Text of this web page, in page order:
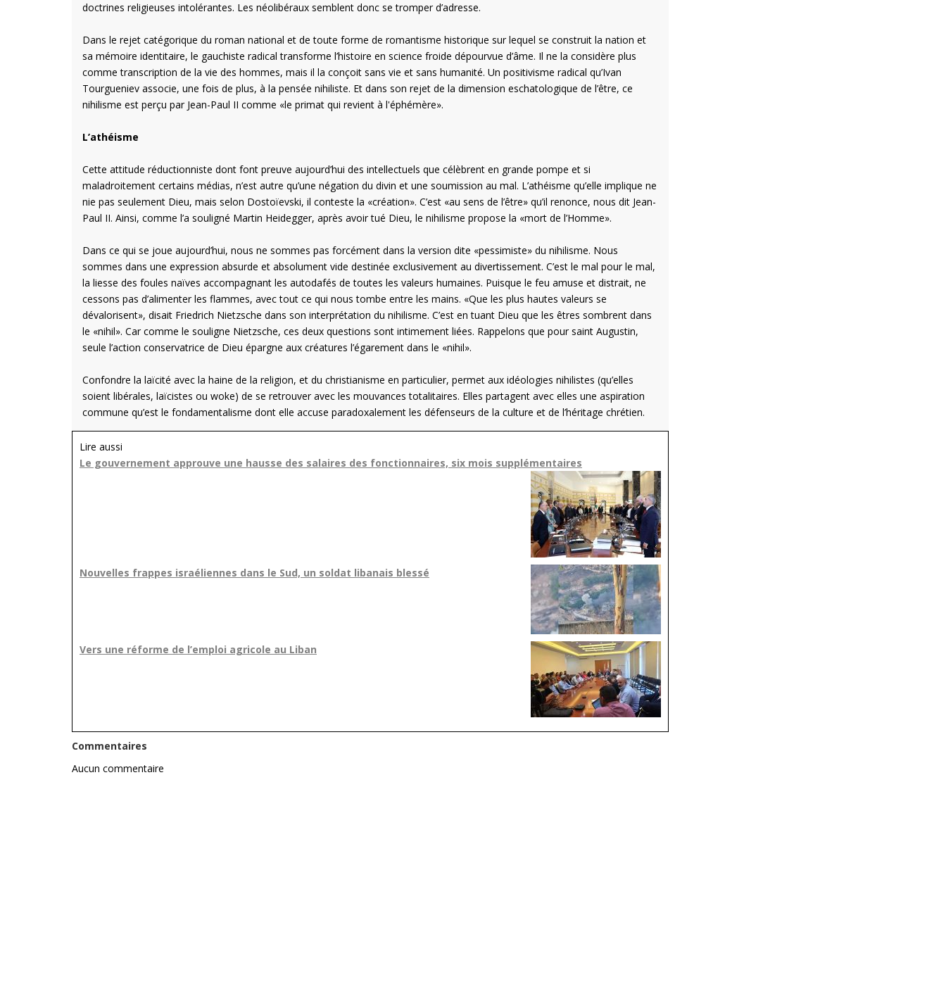
doctrines religieuses intolérantes. Les néolibéraux semblent donc se tromper d’adresse.
Dans le rejet catégorique du roman national et de toute forme de romantisme historique sur lequel se construit la nation et
sa mémoire identitaire, le gauchiste radical transforme l’histoire en science froide dépourvue d’âme. Il ne la considère plus
comme transcription de la vie des hommes, mais il la conçoit sans vie et sans humanité. Un positivisme radical qu’Ivan
Tourgueniev associe, une fois de plus, à la pensée nihiliste. Et dans son rejet de la dimension eschatologique de l’être, ce
nihilisme est perçu par Jean-Paul II comme «le primat qui revient à l'éphémère».
L’athéisme
Cette attitude réductionniste dont font preuve aujourd’hui des intellectuels que célèbrent en grande pompe et si
maladroitement certains médias, n’est autre qu’une négation du divin et une soumission au mal. L’athéisme qu’elle implique ne
nie pas seulement Dieu, mais selon Dostoïevski, il conteste la «création». C’est «au sens de l’être» qu’il renonce, nous dit Jean-
Paul II. Ainsi, comme l’a souligné Martin Heidegger, après avoir tué Dieu, le nihilisme propose la «mort de l’Homme».
Dans ce qui se joue aujourd’hui, nous ne sommes pas forcément dans la version dite «pessimiste» du nihilisme. Nous
sommes dans une expression absurde et absolument vide destinée exclusivement au divertissement. C’est le mal pour le mal,
la liesse des foules naïves accompagnant les autodafés de toutes les valeurs humaines. Puisque le feu amuse et distrait, ne
cessons pas d’alimenter les flammes, avec tout ce qui nous tombe entre les mains. «Que les plus hautes valeurs se
dévalorisent», disait Friedrich Nietzsche dans son interprétation du nihilisme. C’est en tuant Dieu que les êtres sombrent dans
le «nihil». Car comme le souligne Nietzsche, ces deux questions sont intimement liées. Rappelons que pour saint Augustin,
seule l’action conservatrice de Dieu épargne aux créatures l’égarement dans le «nihil».
Confondre la laïcité avec la haine de la religion, et du christianisme en particulier, permet aux idéologies nihilistes (qu’elles
soient libérales, laïcistes ou woke) de se retrouver avec les mouvances totalitaires. Elles partagent avec elles une aspiration
commune qu’est le fondamentalisme dont elle accuse paradoxalement les défenseurs de la culture et de l’héritage chrétien.
Lire aussi
Le gouvernement approuve une hausse des salaires des fonctionnaires, six mois supplémentaires
Nouvelles frappes israéliennes dans le Sud, un soldat libanais blessé
Vers une réforme de l’emploi agricole au Liban
Commentaires
Aucun commentaire